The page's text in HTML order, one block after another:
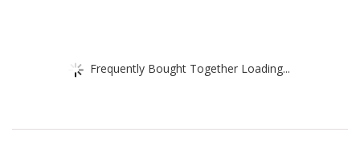
Frequently Bought Together Loading...